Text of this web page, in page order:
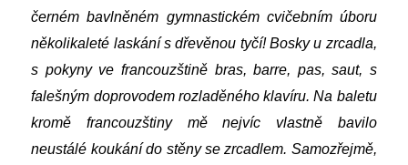
černém bavlněném gymnastickém cvičebním úboru
několikaleté laskání s dřevěnou tyčí! Bosky u zrcadla,
s pokyny ve francouzštině bras, barre, pas, saut, s
falešným doprovodem rozladěného klavíru. Na baletu
kromě francouzštiny mě nejvíc vlastně bavilo
neustálé koukání do stěny se zrcadlem. Samozřejmě,